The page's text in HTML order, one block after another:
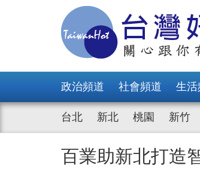
政治頻道 社會頻道 生活
台北 新北 桃園 新竹
百業助新北打造